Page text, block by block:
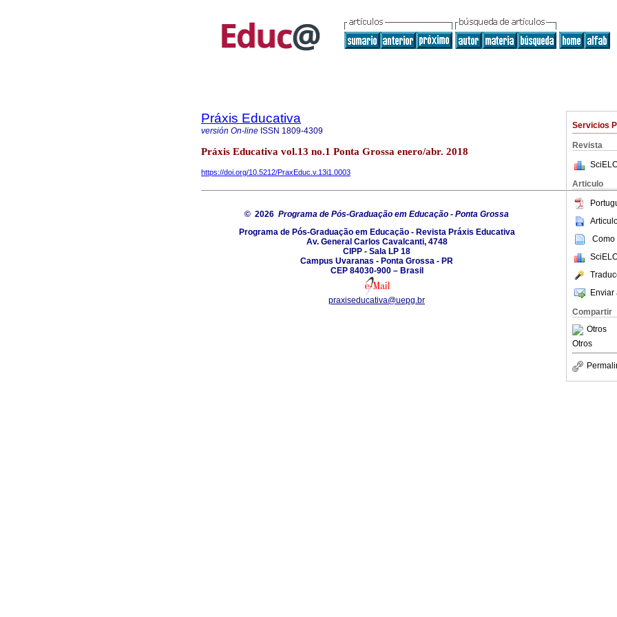
Servicios
Revista
Articulo
Como
Enviar
Compartir
Otros
Otros
Práxis Educativa
versión On-line ISSN 1809-4309
Práxis Educativa vol.13 no.1 Ponta Grossa enero/abr. 2018
https://doi.org/10.5212/PraxEduc.v.13i1.0003
© 2026 Programa de Pós-Graduação em Educação - Ponta Grossa
Programa de Pós-Graduação em Educação - Revista Práxis Educativa
Av. General Carlos Cavalcanti, 4748
CIPP - Sala LP 18
Campus Uvaranas - Ponta Grossa - PR
CEP 84030-900 – Brasil
praxiseducativa@uepg.br